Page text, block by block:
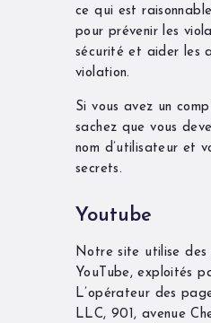
ce qui est
pour prévenir les
sécurité et aider les
violation.
Si vous avez un
sachez que vous
nom d’utilisateur et
secrets.
Youtube
Notre site utilise des
YouTube, exploités
L’opérateur des
LLC, 901, avenue